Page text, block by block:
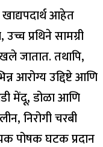
आहेत
प्रथिने सामग्री
जातात.तथापि,
आरोग्य उद्दिष्टे आणि
मेंदू, डोळा आणि
निरोगी चरबी
पोषक घटक प्रदान